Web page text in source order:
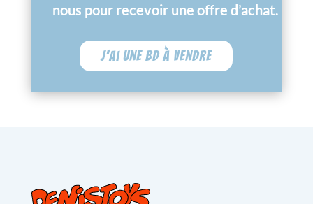
nous pour recevoir une offre d’achat.
J'ai une BD à vendre